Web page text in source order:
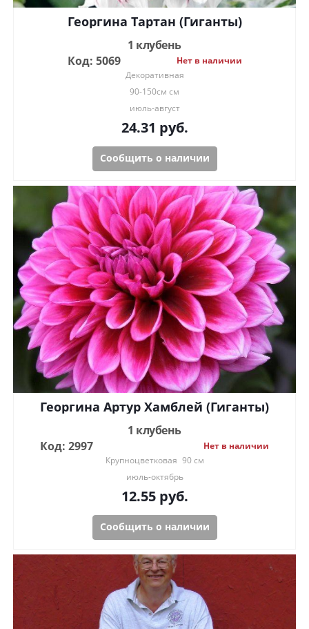
Георгина Тартан (Гиганты)
1 клубень
Код: 5069
Нет в наличии
Декоративная
90-150см см
июль-август
24.31 руб.
Сообщить о наличии
Георгина Артур Хамблей (Гиганты)
1 клубень
Код: 2997
Нет в наличии
Крупноцветковая 90 см
июль-октябрь
12.55руб.
Сообщить о наличии